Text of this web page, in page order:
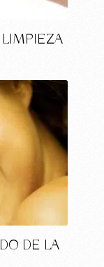
LIMPIEZA
DE LA